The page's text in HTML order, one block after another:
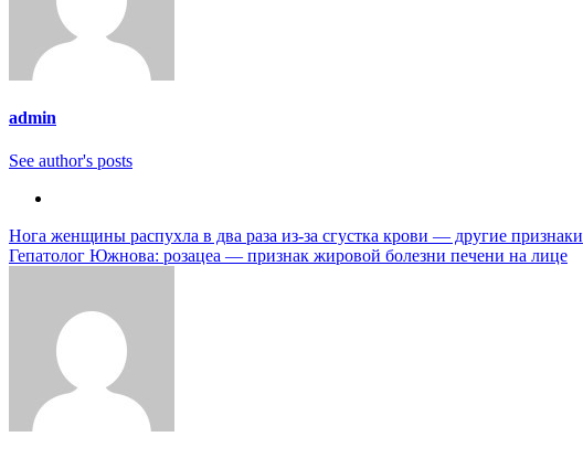
admin
See author's posts
Навигация
по
Нога женщины распухла в два раза из-за сгустка крови — другие признаки
Гепатолог Южнова: розацеа — признак жировой болезни печени на лице